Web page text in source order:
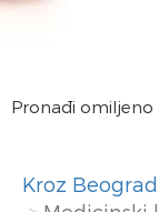
Pronađi omiljeno
Kroz Beograd